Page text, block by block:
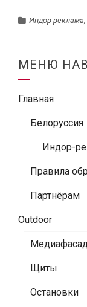
Индор реклама,
МЕНЮ
Главная
Белоруссия
Индор-
Правила
Партнёрам
Outdoor
Щиты
Остановки